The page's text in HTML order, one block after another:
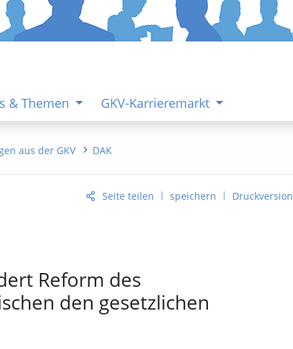
& Themen GKV-Karrieremarkt
aus der GKV DAK
Seite teilen | speichern | Druckversion
Reform des
den gesetzlichen